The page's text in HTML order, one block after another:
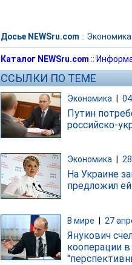
Досье NEWSru.com :: Экономика
Каталог NEWSru.com ::
ССЫЛКИ ПО ТЕМЕ
Экономика
Путин
российско-
Экономика
На Украине
предложил
В мире | 27
Янукович
кооперации